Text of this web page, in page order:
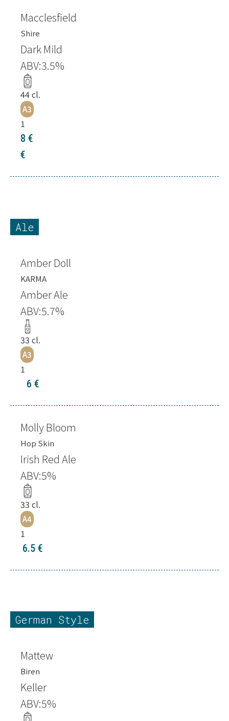
Macclesfield
Shire
Dark Mild
ABV:3.5%
44cl.
A3
1
8 €
€
Ale
Amber Doll
KARMA
Amber Ale
ABV:5.7%
33 cl.
A3
1
6 €
Molly Bloom
Hop Skin
Irish Red Ale
ABV:5%
33 cl.
A4
1
6.5€
German Style
Mattew
Biren
Keller
ABV:5%